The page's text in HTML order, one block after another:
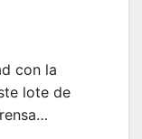
con la
lote de